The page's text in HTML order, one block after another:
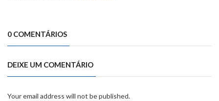
0 COMENTÁRIOS
DEIXE UM COMENTÁRIO
Your email address will not be published.